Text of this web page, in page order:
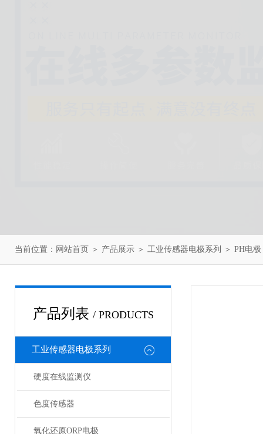
当前位置： 网站首页 ＞ 产品展示 ＞ 工业传感器电极系列 ＞ PH电极
产品列表 / PRODUCTS
工业传感器电极系列
硬度在线监测仪
色度传感器
氧化还原ORP电极